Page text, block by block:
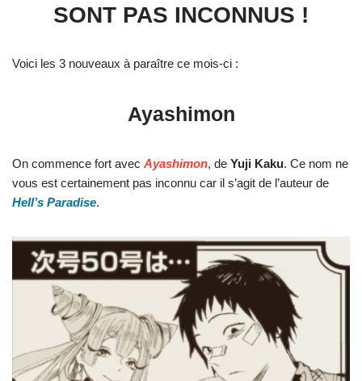
SONT PAS INCONNUS !
Voici les 3 nouveaux à paraître ce mois-ci :
Ayashimon
On commence fort avec Ayashimon, de Yuji Kaku. Ce nom ne
vous est certainement pas inconnu car il s’agit de l’auteur de
Hell’s Paradise.